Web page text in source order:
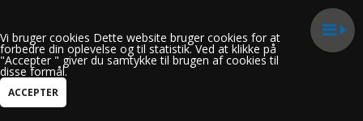
Vi bruger cookies Dette website bruger cookies for at
forbedre din oplevelse og til statistik. Ved at klikke på
"Accepter " giver du samtykke til brugen af cookies til
disse formål.